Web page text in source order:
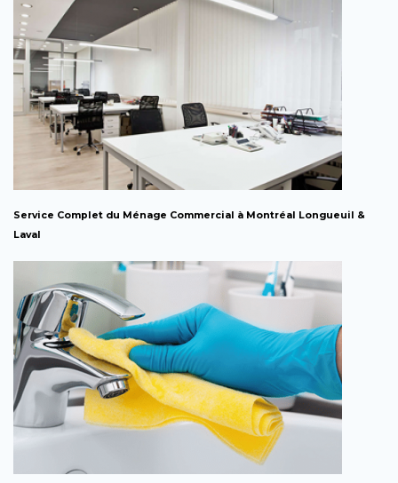
Service Complet du Ménage Commercial à Montréal Longueuil &
Laval